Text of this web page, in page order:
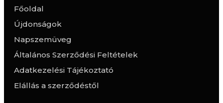
Főoldal
Újdonságok
Napszemüveg
Általános Szerződési Feltételek
Adatkezelési Tájékoztató
Elállás a szerződéstől